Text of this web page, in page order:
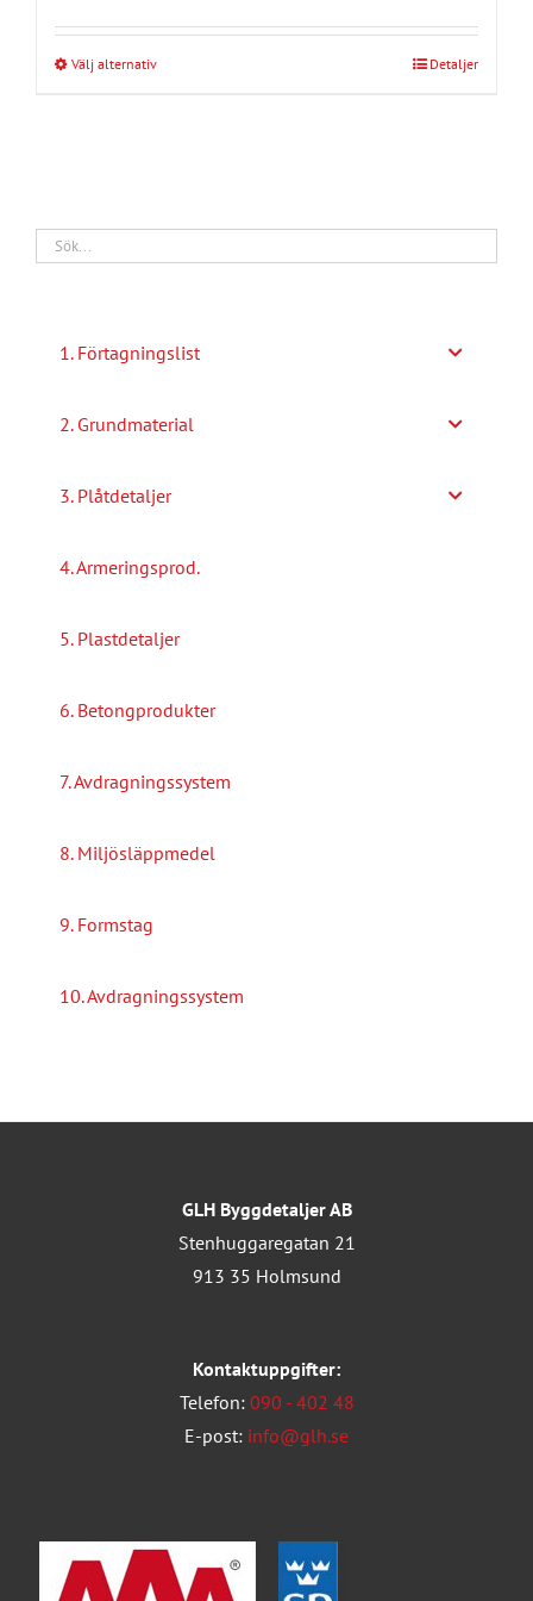
Välj alternativDen
varianter.
De
kan
på
Detaljer
1. Förtagningslist
2. Grundmaterial
3. Plåtdetaljer
4. Armeringsprod.
5. Plastdetaljer
6. Betongprodukter
7. Avdragningssystem
8. Miljösläppmedel
9. Formstag
10. Avdragningssystem
GLH Byggdetaljer AB
Stenhuggaregatan 21
913 35 Holmsund
Kontaktuppgifter:
Telefon: 090 - 402 48
E-post: info@glh.se